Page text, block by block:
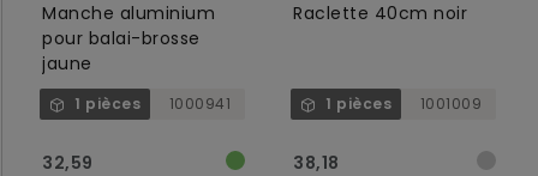
Manche aluminium
pour balai-brosse
jaune
1 pièces 1000941
32,59
Raclette 40cm noir
1 pièces 1001009
38,18